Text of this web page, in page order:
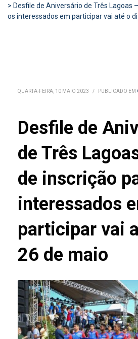
> Desfile de Aniversário de Três Lagoas
os interessados em participar vai até o
QUARTA-FEIRA, 10 MAIO 2023 / PUBLICADO EM
Desfile de
de Três
de inscrição
interessados
participar vai
26 de maio